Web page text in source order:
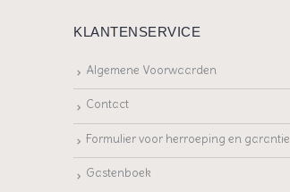
KLANTENSERVICE
Algemene Voorwaarden
Contact
Formulier voor herroeping en garantie
Gastenboek